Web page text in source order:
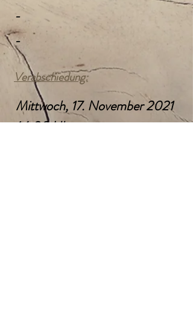
-
-
Verabschiedung:
Mittwoch, 17. November 2021
14:00 Uhr